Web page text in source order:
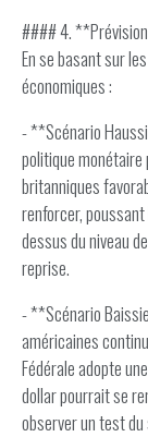
#### 4.
En se basant sur
économiques :
- **Scénario
politique
britanniques
renforcer,
dessus du niveau
reprise.
- **Scénario
américaines
Fédérale adopte
dollar pourrait se
observer un test